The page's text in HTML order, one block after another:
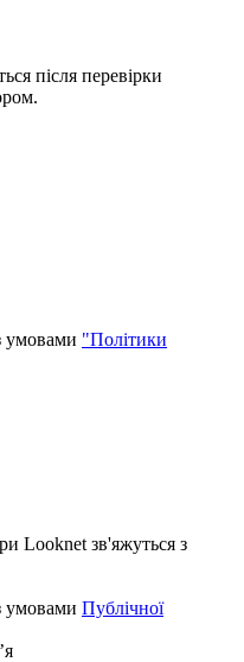
після перевірки
умовами "Політики
Looknet зв'яжуться з
умовами Публічної